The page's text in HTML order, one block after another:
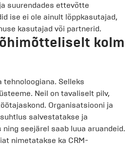
suurendades ettevõtte
ise ei ole ainult lõppkasutajad,
kasutajad või partnerid.
kolm
tehnoloogiana. Selleks
Neil on tavaliselt pilv,
Organisatsiooni ja
salvestatakse ja
seejärel saab luua aruandeid.
nimetatakse ka CRM-